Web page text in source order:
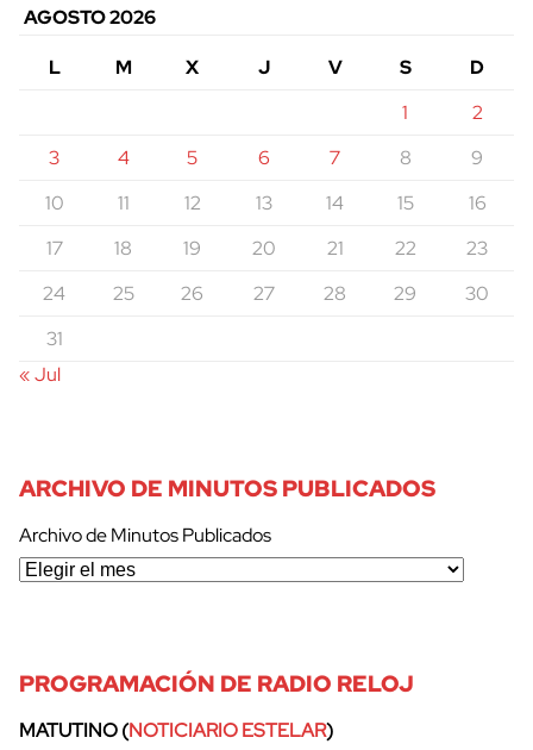
AGOSTO 2026
L
M X J V S
D
1
2
3
4 5 6 7 8
9
10
11 12 13 14 15
16
17
18 19 20 21 22
23
24
25 26 27 28 29
30
31
« Jul
ARCHIVO DE MINUTOS PUBLICADOS
Archivo de Minutos Publicados
PROGRAMACIÓN DE RADIO RELOJ
MATUTINO (NOTICIARIO ESTELAR)